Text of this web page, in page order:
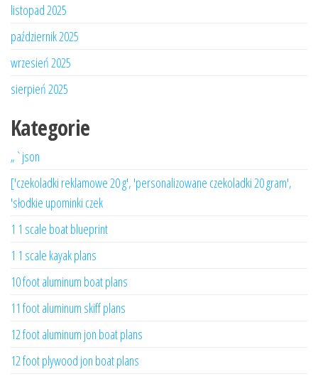
listopad 2025
październik 2025
wrzesień 2025
sierpień 2025
Kategorie
„`json
['czekoladki reklamowe 20 g', 'personalizowane czekoladki 20 gram',
'słodkie upominki czek
1 1 scale boat blueprint
1 1 scale kayak plans
10 foot aluminum boat plans
11 foot aluminum skiff plans
12 foot aluminum jon boat plans
12 foot plywood jon boat plans